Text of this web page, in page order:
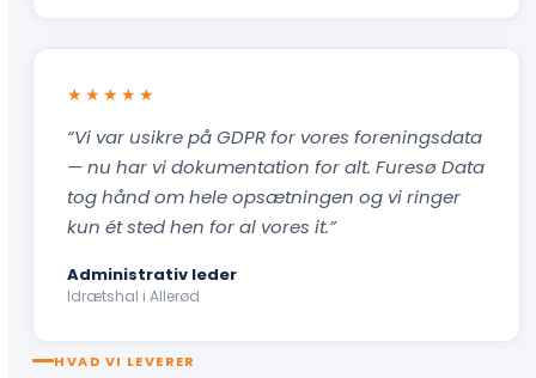
★★★★★
“Vi var usikre på GDPR for vores foreningsdata
— nu har vi dokumentation for alt. Furesø Data
tog hånd om hele opsætningen og vi ringer
kun ét sted hen for al vores it.”
Administrativ leder
Idrætshal i Allerød
HVAD VI LEVERER